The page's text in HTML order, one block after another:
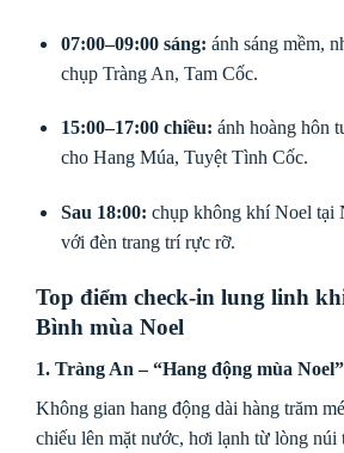
07:00–09:00 sáng: ánh sáng mềm,
chụp Tràng An, Tam Cốc.
15:00–17:00 chiều: ánh hoàng hôn
cho Hang Múa, Tuyệt Tình Cốc.
Sau 18:00: chụp không khí Noel tại
với đèn trang trí rực rỡ.
Top điểm check-in lung linh
Bình mùa Noel
1. Tràng An – “Hang động mùa
Không gian hang động dài hàng trăm
chiếu lên mặt nước, hơi lạnh từ lòng núi